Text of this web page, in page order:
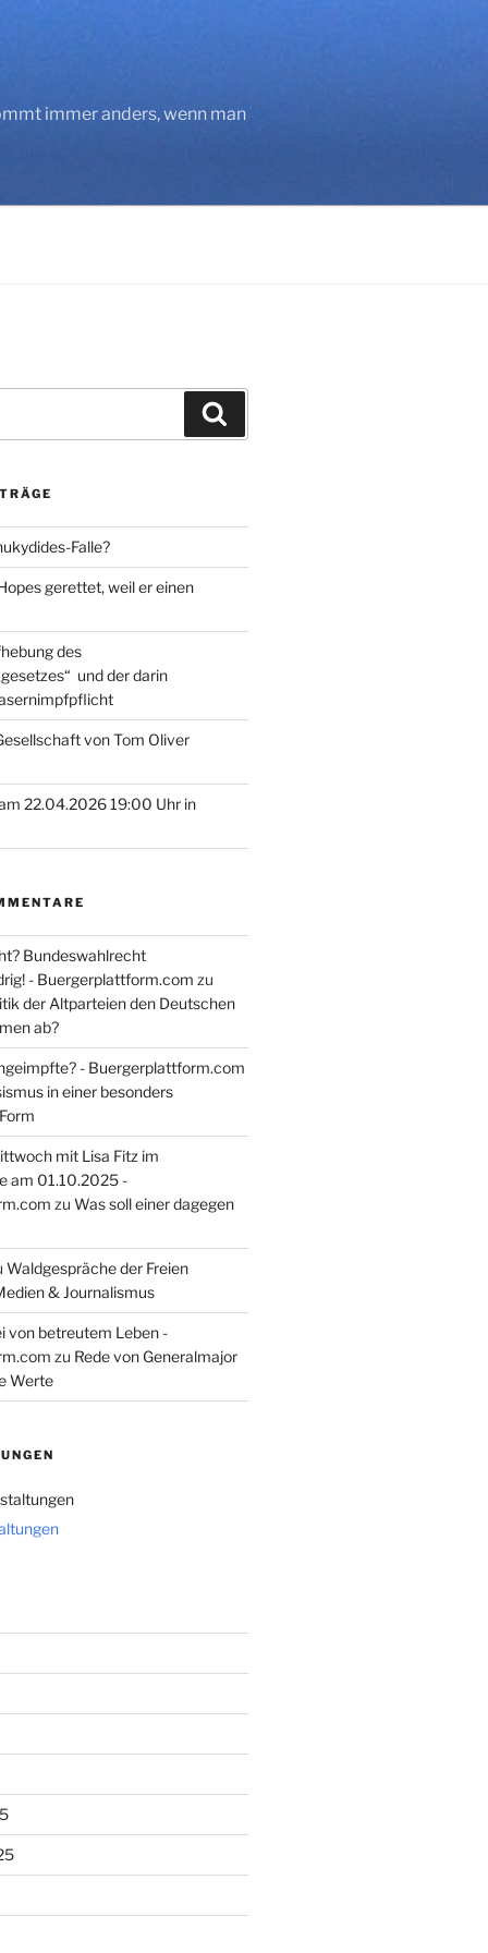
immer anders, wenn man
Falle?
gerettet, weil er einen
des
und der darin
von Tom Oliver
22.04.2026 19:00 Uhr in
Bundeswahlrecht
- Buergerplattform.com zu
der Altparteien den Deutschen
ab?
- Buergerplattform.com
in einer besonders
mit Lisa Fitz im
am 01.10.2025 -
zu Was soll einer dagegen
Waldgespräche der Freien
& Journalismus
von betreutem Leben -
zu Rede von Generalmajor
Werte